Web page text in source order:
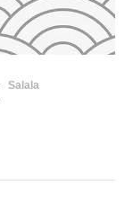
Salala